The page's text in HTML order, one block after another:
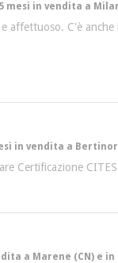
mesi in vendita a
affettuoso. C'è
in vendita a
Certificazione
a Marene (CN)